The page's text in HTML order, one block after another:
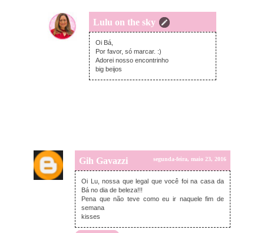
Lulu on the sky
terça-feira, maio 24, 2016
Oi Bá,
Por favor, só marcar. :)
Adorei nosso encontrinho
big beijos
Gih Gavazzi segunda-feira, maio 23, 2016
Oi Lu, nossa que legal que você foi na casa da
Bá no dia de beleza!!!
Pena que não teve como eu ir naquele fim de
semana
kisses